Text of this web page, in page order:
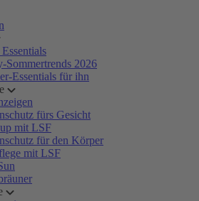
Sommertrends 2026
Essentials für ihn
fürs Gesicht
mit LSF
für den Körper
mit LSF